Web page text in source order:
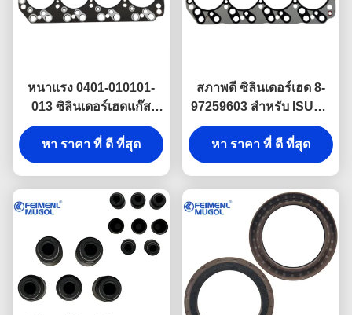
หนาแรง 0401-010101-
013 ซิลินเดอร์เฮดแก๊ส
เกตสําหรับ ISUZU NHKR,
อาสเบสต์ชนิดความ
ละเอียด
หา ราคา ที่ ดี ที่สุด
สภาพดี ซิลินเดอร์เฮด 8-
97259603 สําหรับ ISUZU
600P ความทนทานสูงและ
ป้องกันการรั่ว
หา ราคา ที่ ดี ที่สุด